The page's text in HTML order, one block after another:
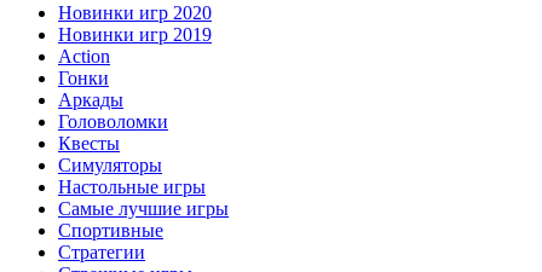
Новинки игр 2020
Новинки игр 2019
Action
Гонки
Аркады
Головоломки
Квесты
Симуляторы
Настольные игры
Самые лучшие игры
Спортивные
Стратегии